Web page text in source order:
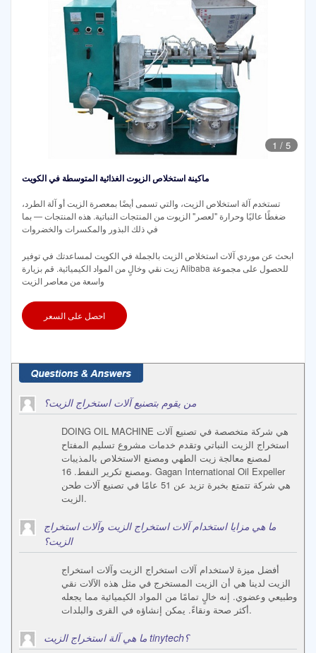
1 / 5
ماكينة استخلاص الزيوت الغذائية المتوسطة في الكويت
تستخدم آلة استخلاص الزيت، والتي تسمى أيضًا بمعصرة الزيت أو آلة الطرد،
ضغطًا عاليًا وحرارة "لعصر" الزيوت من المنتجات النباتية. هذه المنتجات — بما
في ذلك البذور والمكسرات والخضروات
ابحث عن موردي آلات استخلاص الزيت بالجملة في الكويت لمساعدتك في توفير
زيت نقي وخالٍ من المواد الكيميائية. قم بزيارة Alibaba للحصول على مجموعة
واسعة من معاصر الزيت
احصل على السعر
من يقوم بتصنيع آلات استخراج الزيت؟
DOING OIL MACHINE هي شركة متخصصة في تصنيع آلات
استخراج الزيت النباتي وتقدم خدمات مشروع تسليم المفتاح
لمصنع معالجة زيت الطهي ومصنع الاستخلاص بالمذيبات
ومصنع تكرير النفط. 16. Gagan International Oil Expeller
هي شركة تتمتع بخبرة تزيد عن 51 عامًا في تصنيع آلات طحن
الزيت.
ما هي مزايا استخدام آلات استخراج الزيت وآلات استخراج
الزيت؟
أفضل ميزة لاستخدام آلات استخراج الزيت وآلات استخراج
الزيت لدينا هي أن الزيت المستخرج في مثل هذه الآلات نقي
وطبيعي وعضوي. إنه خالٍ تمامًا من المواد الكيميائية مما يجعله
أكثر صحة ونقاءً. يمكن إنشاؤه في القرى والبلدات.
ما هي آلة استخراج الزيت tinytech؟